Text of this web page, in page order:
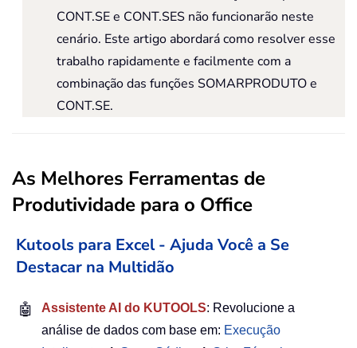
CONT.SE e CONT.SES não funcionarão neste
cenário. Este artigo abordará como resolver esse
trabalho rapidamente e facilmente com a
combinação das funções SOMARPRODUTO e
CONT.SE.
As Melhores Ferramentas de
Produtividade para o Office
Kutools para Excel - Ajuda Você a Se
Destacar na Multidão
🤖 Assistente AI do KUTOOLS: Revolucione a
análise de dados com base em: Execução